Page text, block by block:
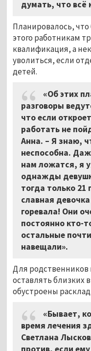
думать, что всё
Планировалось, что
этого работникам
квалификация, а
уволиться, если
детей.
«Об этих
разговоры
что если
работать не
Анна. – Я знаю,
неспособна.
нам ложатся, я
однажды
тогда только 21
славная
горевала! Они
постоянно кто-
остальные
навещали».
Для родственников
оставлять близких
обустроены
«Бывает,
время лечения
Светлана